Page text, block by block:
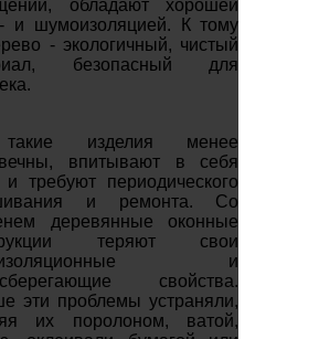
обладают хорошей
и шумоизоляцией. К тому
- экологичный, чистый
безопасный для
изделия менее
впитывают в себя
и требуют периодического
и ремонта. Со
деревянные оконные
теряют свои
и
свойства.
эти проблемы устраняли,
их поролоном, ватой,